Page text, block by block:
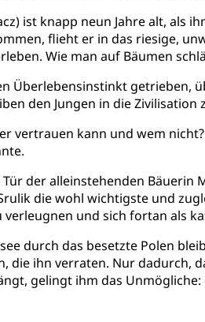
ist knapp neun Jahre alt, als
flieht er in das riesige,
Wie man auf Bäumen
Überlebensinstinkt getrieben,
den Jungen in die Zivilisation
vertrauen kann und wem
Tür der alleinstehenden
die wohl wichtigste und
und sich fortan als
durch das besetzte Polen
die ihn verraten. Nur dadurch,
gelingt ihm das